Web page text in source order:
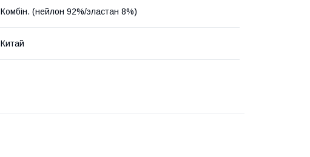
Комбін. (нейлон 92%/эластан 8%)
Китай